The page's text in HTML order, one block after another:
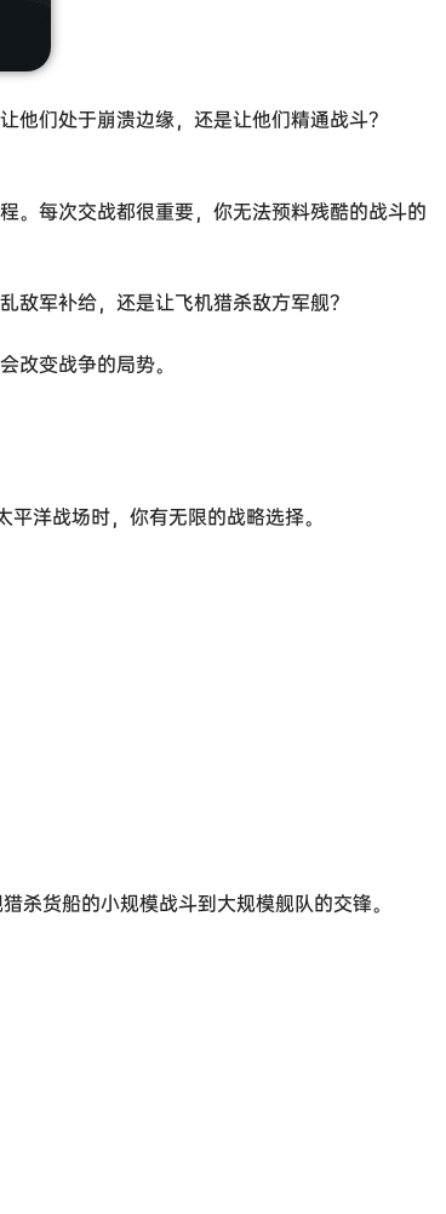
们处于崩溃边缘，还是让他们精通战斗？
。每次交战都很重要，你无法预料残酷的战斗的
敌军补给，还是让飞机猎杀敌方军舰？
改变战争的局势。
洋战场时，你有无限的战略选择。
货船的小规模战斗到大规模舰队的交锋。